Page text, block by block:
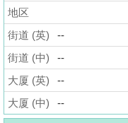
宅
谷
按
揭
地
产
地区
街道 (英)
--
街道 (中)
--
大厦 (英)
--
大厦 (中)
--